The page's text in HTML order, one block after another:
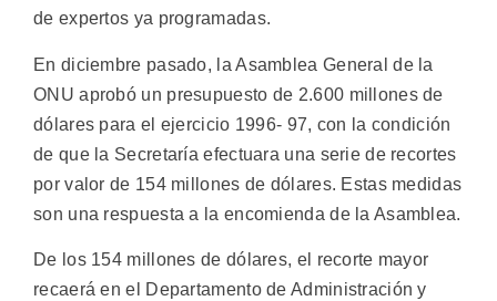
de expertos ya programadas.
En diciembre pasado, la Asamblea General de la
ONU aprobó un presupuesto de 2.600 millones de
dólares para el ejercicio 1996- 97, con la condición
de que la Secretaría efectuara una serie de recortes
por valor de 154 millones de dólares. Estas medidas
son una respuesta a la encomienda de la Asamblea.
De los 154 millones de dólares, el recorte mayor
recaerá en el Departamento de Administración y